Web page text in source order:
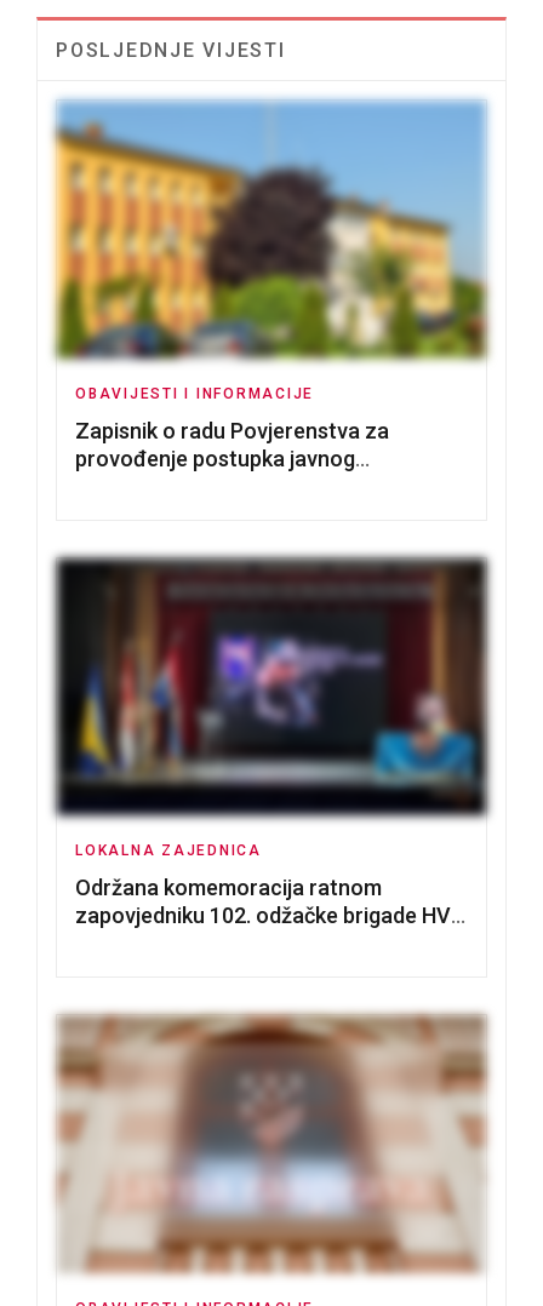
POSLJEDNJE VIJESTI
OBAVIJESTI I INFORMACIJE
Zapisnik o radu Povjerenstva za
provođenje postupka javnog
LOKALNA ZAJEDNICA
Održana komemoracija ratnom
zapovjedniku 102. odžačke brigade HVO